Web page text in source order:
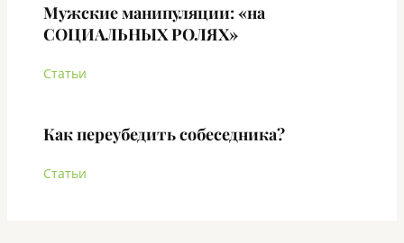
Мужские манипуляции: «на
СОЦИАЛЬНЫХ РОЛЯХ»
Статьи
Как переубедить собеседника?
Статьи